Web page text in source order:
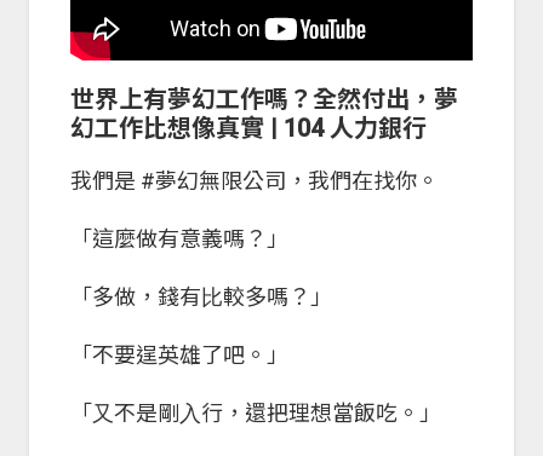
世界上有夢幻工作嗎？全然付出，夢
幻工作比想像真實 | 104 人力銀行
我們是 #夢幻無限公司，我們在找你。
「這麼做有意義嗎？」
「多做，錢有⽐較多嗎？」
「不要逞英雄了吧。」
「⼜不是剛⼊⾏，還把理想當飯吃。」